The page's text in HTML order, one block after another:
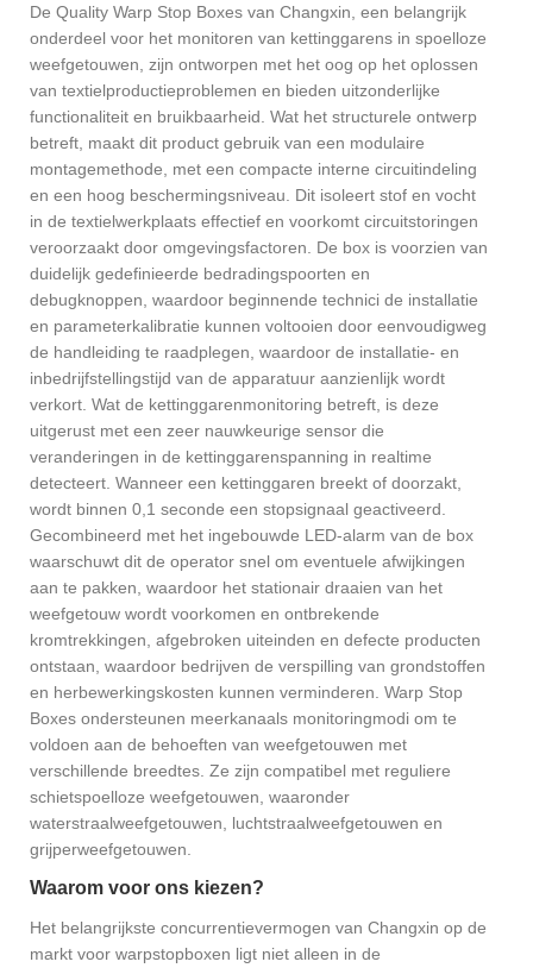
De Quality Warp Stop Boxes van Changxin, een belangrijk
onderdeel voor het monitoren van kettinggarens in spoelloze
weefgetouwen, zijn ontworpen met het oog op het oplossen
van textielproductieproblemen en bieden uitzonderlijke
functionaliteit en bruikbaarheid. Wat het structurele ontwerp
betreft, maakt dit product gebruik van een modulaire
montagemethode, met een compacte interne circuitindeling
en een hoog beschermingsniveau. Dit isoleert stof en vocht
in de textielwerkplaats effectief en voorkomt circuitstoringen
veroorzaakt door omgevingsfactoren. De box is voorzien van
duidelijk gedefinieerde bedradingspoorten en
debugknoppen, waardoor beginnende technici de installatie
en parameterkalibratie kunnen voltooien door eenvoudigweg
de handleiding te raadplegen, waardoor de installatie- en
inbedrijfstellingstijd van de apparatuur aanzienlijk wordt
verkort. Wat de kettinggarenmonitoring betreft, is deze
uitgerust met een zeer nauwkeurige sensor die
veranderingen in de kettinggarenspanning in realtime
detecteert. Wanneer een kettinggaren breekt of doorzakt,
wordt binnen 0,1 seconde een stopsignaal geactiveerd.
Gecombineerd met het ingebouwde LED-alarm van de box
waarschuwt dit de operator snel om eventuele afwijkingen
aan te pakken, waardoor het stationair draaien van het
weefgetouw wordt voorkomen en ontbrekende
kromtrekkingen, afgebroken uiteinden en defecte producten
ontstaan, waardoor bedrijven de verspilling van grondstoffen
en herbewerkingskosten kunnen verminderen. Warp Stop
Boxes ondersteunen meerkanaals monitoringmodi om te
voldoen aan de behoeften van weefgetouwen met
verschillende breedtes. Ze zijn compatibel met reguliere
schietspoelloze weefgetouwen, waaronder
waterstraalweefgetouwen, luchtstraalweefgetouwen en
grijperweefgetouwen.
Waarom voor ons kiezen?
Het belangrijkste concurrentievermogen van Changxin op de
markt voor warpstopboxen ligt niet alleen in de